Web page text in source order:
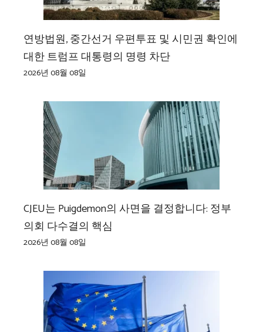
연방법원, 중간선거 우편투표 및 시민권 확인에
대한 트럼프 대통령의 명령 차단
2026년 08월 08일
CJEU는 Puigdemon의 사면을 결정합니다: 정부
의회 다수결의 핵심
2026년 08월 08일